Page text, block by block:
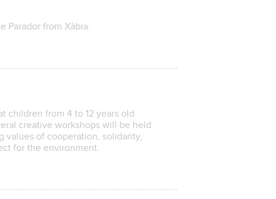
Parador from Xàbia.
children from 4 to 12 years old
creative workshops will be held
values ​​of cooperation, solidarity,
for the environment.